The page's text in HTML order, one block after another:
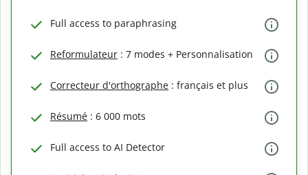
Full access to paraphrasing
Reformulateur : 7 modes + Personnalisation
Correcteur d'orthographe : français et plus
Résumé : 6 000 mots
Full access to AI Detector